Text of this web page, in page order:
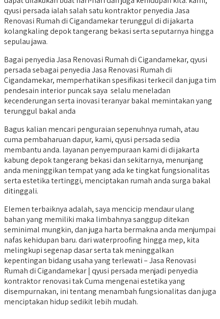
qyusi persada ialah salah satu kontraktor penyedia Jasa
Renovasi Rumah di Cigandamekar terunggul di di jakarta
kolangkaling depok tangerang bekasi serta seputarnya hingga
sepulau jawa.
Bagai penyedia Jasa Renovasi Rumah di Cigandamekar, qyusi
persada sebagai penyedia Jasa Renovasi Rumah di
Cigandamekar, memperhatikan spesifikasi terkecil dan juga tim
pendesain interior puncak saya selalu meneladan
kecenderungan serta inovasi teranyar bakal memintakan yang
terunggul bakal anda
Bagus kalian mencari penguraian sepenuhnya rumah, atau
cuma pembaharuan dapur, kami, qyusi persada sedia
membantu anda. layanan penyempuraan kami di di jakarta
kabung depok tangerang bekasi dan sekitarnya, menunjang
anda meninggikan tempat yang ada ke tingkat fungsionalitas
serta estetika tertinggi, menciptakan rumah anda surga bakal
ditinggali.
Elemen terbaiknya adalah, saya mencicip mendaur ulang
bahan yang memiliki maka limbahnya sanggup ditekan
seminimal mungkin, dan juga harta bermakna anda menjumpai
nafas kehidupan baru. dari waterproofing hingga mep, kita
melingkupi segenap dasar serta tak meninggalkan
kepentingan bidang usaha yang terlewati – Jasa Renovasi
Rumah di Cigandamekar | qyusi persada menjadi penyedia
kontraktor renovasi tak Cuma mengenai estetika yang
disempurnakan, ini tentang menambah fungsionalitas dan juga
menciptakan hidup sedikit lebih mudah.